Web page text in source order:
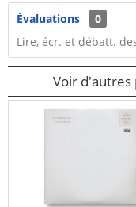
Évaluations
0
Lire, écr. et débatt.
Voir d'autres